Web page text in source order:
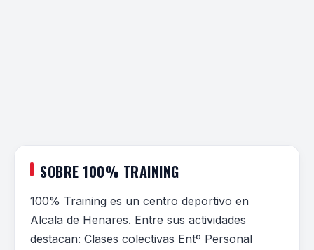
SOBRE 100% TRAINING
100% Training es un centro deportivo en
Alcala de Henares. Entre sus actividades
destacan: Clases colectivas Entº Personal